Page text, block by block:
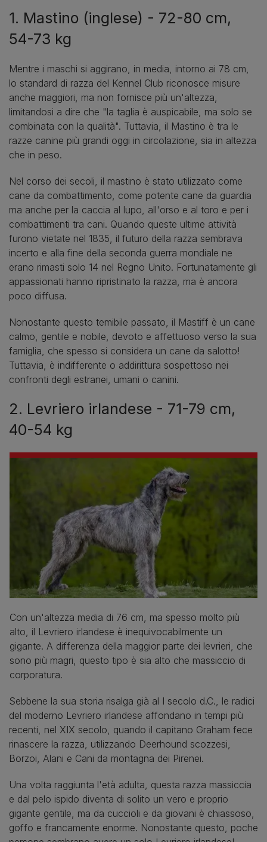
1. Mastino (inglese) - 72-80 cm,
54-73 kg
Mentre i maschi si aggirano, in media, intorno ai 78 cm,
lo standard di razza del Kennel Club riconosce misure
anche maggiori, ma non fornisce più un'altezza,
limitandosi a dire che "la taglia è auspicabile, ma solo se
combinata con la qualità". Tuttavia, il Mastino è tra le
razze canine più grandi oggi in circolazione, sia in altezza
che in peso.
Nel corso dei secoli, il mastino è stato utilizzato come
cane da combattimento, come potente cane da guardia
ma anche per la caccia al lupo, all'orso e al toro e per i
combattimenti tra cani. Quando queste ultime attività
furono vietate nel 1835, il futuro della razza sembrava
incerto e alla fine della seconda guerra mondiale ne
erano rimasti solo 14 nel Regno Unito. Fortunatamente gli
appassionati hanno ripristinato la razza, ma è ancora
poco diffusa.
Nonostante questo temibile passato, il Mastiff è un cane
calmo, gentile e nobile, devoto e affettuoso verso la sua
famiglia, che spesso si considera un cane da salotto!
Tuttavia, è indifferente o addirittura sospettoso nei
confronti degli estranei, umani o canini.
2. Levriero irlandese - 71-79 cm,
40-54 kg
Con un'altezza media di 76 cm, ma spesso molto più
alto, il Levriero irlandese è inequivocabilmente un
gigante. A differenza della maggior parte dei levrieri, che
sono più magri, questo tipo è sia alto che massiccio di
corporatura.
Sebbene la sua storia risalga già al I secolo d.C., le radici
del moderno Levriero irlandese affondano in tempi più
recenti, nel XIX secolo, quando il capitano Graham fece
rinascere la razza, utilizzando Deerhound scozzesi,
Borzoi, Alani e Cani da montagna dei Pirenei.
Una volta raggiunta l'età adulta, questa razza massiccia
e dal pelo ispido diventa di solito un vero e proprio
gigante gentile, ma da cuccioli e da giovani è chiassoso,
goffo e francamente enorme. Nonostante questo, poche